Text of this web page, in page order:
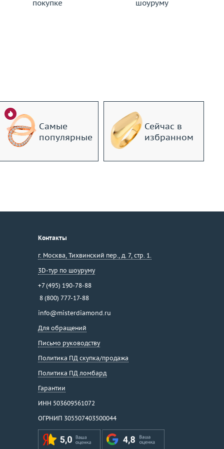
покупке
шоуруму
Самые
популярные
Сейчас в
избранном
Контакты
г. Москва, Тихвинский пер., д. 7, стр. 1.
3D-тур по шоуруму
+7 (495) 190-78-88
8 (800) 777-17-88
info@misterdiamond.ru
Для обращений
Письмо руководству
Политика ПД скупка/продажа
Политика ПД ломбард
Гарантии
ИНН 503609561072
ОГРНИП 305507403500044